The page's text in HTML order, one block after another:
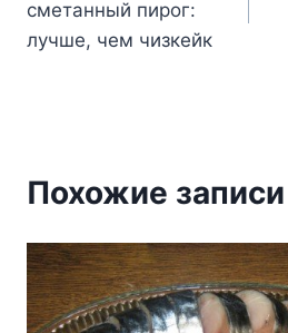
записям
сметанный пирог:
лучше, чем чизкейк
Похожие записи